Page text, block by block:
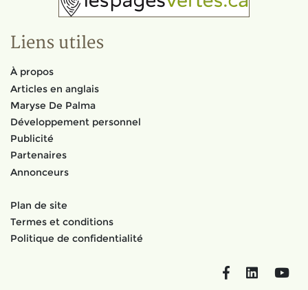
Liens utiles
À propos
Articles en anglais
Maryse De Palma
Développement personnel
Publicité
Partenaires
Annonceurs
Plan de site
Termes et conditions
Politique de confidentialité
FacebookLinkedIn